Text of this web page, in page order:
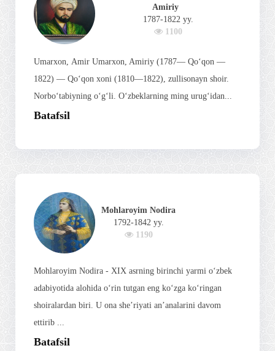
Amiriy
1787-1822 yy.
1100
Umarxon, Amir Umarxon, Amiriy (1787— Qo‘qon —
1822) — Qo‘qon xoni (1810—1822), zullisonayn shoir.
Norbo‘tabiyning o‘g‘li. O‘zbeklarning ming urug‘idan...
Batafsil
Mohlaroyim Nodira
1792-1842 yy.
1190
Mohlaroyim Nodira - XIX asrning birinchi yarmi o‘zbek
adabiyotida alohida o‘rin tutgan eng ko‘zga ko‘ringan
shoiralardan biri. U ona she’riyati an’analarini davom
ettirib ...
Batafsil